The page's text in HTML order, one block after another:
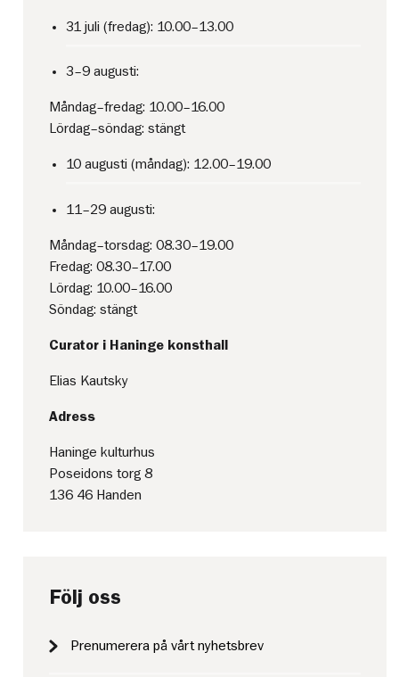
31 juli (fredag): 10.00–13.00
3–9 augusti:
Måndag–fredag: 10.00–16.00
Lördag–söndag: stängt
10 augusti (måndag): 12.00–19.00
11–29 augusti:
Måndag–torsdag: 08.30–19.00
Fredag: 08.30–17.00
Lördag: 10.00–16.00
Söndag: stängt
Curator i Haninge konsthall
Elias Kautsky
Adress
Haninge kulturhus
Poseidons torg 8
136 46 Handen
Följ oss
Prenumerera på vårt nyhetsbrev